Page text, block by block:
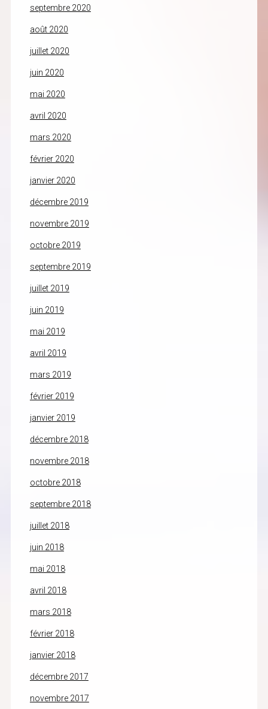
septembre 2020
août 2020
juillet 2020
juin 2020
mai 2020
avril 2020
mars 2020
février 2020
janvier 2020
décembre 2019
novembre 2019
octobre 2019
septembre 2019
juillet 2019
juin 2019
mai 2019
avril 2019
mars 2019
février 2019
janvier 2019
décembre 2018
novembre 2018
octobre 2018
septembre 2018
juillet 2018
juin 2018
mai 2018
avril 2018
mars 2018
février 2018
janvier 2018
décembre 2017
novembre 2017